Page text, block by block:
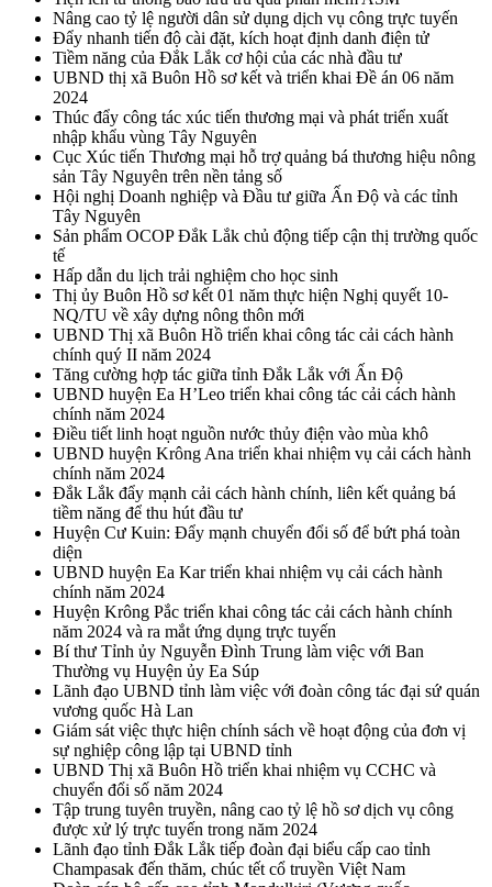
Nâng cao tỷ lệ người dân sử dụng dịch vụ công trực tuyến
Đẩy nhanh tiến độ cài đặt, kích hoạt định danh điện tử
Tiềm năng của Đắk Lắk cơ hội của các nhà đầu tư
UBND thị xã Buôn Hồ sơ kết và triển khai Đề án 06 năm
2024
Thúc đẩy công tác xúc tiến thương mại và phát triển xuất
nhập khẩu vùng Tây Nguyên
Cục Xúc tiến Thương mại hỗ trợ quảng bá thương hiệu nông
sản Tây Nguyên trên nền tảng số
Hội nghị Doanh nghiệp và Đầu tư giữa Ấn Độ và các tỉnh
Tây Nguyên
Sản phẩm OCOP Đắk Lắk chủ động tiếp cận thị trường quốc
tế
Hấp dẫn du lịch trải nghiệm cho học sinh
Thị ủy Buôn Hồ sơ kết 01 năm thực hiện Nghị quyết 10-
NQ/TU về xây dựng nông thôn mới
UBND Thị xã Buôn Hồ triển khai công tác cải cách hành
chính quý II năm 2024
Tăng cường hợp tác giữa tỉnh Đắk Lắk với Ấn Độ
UBND huyện Ea H’Leo triển khai công tác cải cách hành
chính năm 2024
Điều tiết linh hoạt nguồn nước thủy điện vào mùa khô
UBND huyện Krông Ana triển khai nhiệm vụ cải cách hành
chính năm 2024
Đắk Lắk đẩy mạnh cải cách hành chính, liên kết quảng bá
tiềm năng để thu hút đầu tư
Huyện Cư Kuin: Đẩy mạnh chuyển đổi số để bứt phá toàn
diện
UBND huyện Ea Kar triển khai nhiệm vụ cải cách hành
chính năm 2024
Huyện Krông Pắc triển khai công tác cải cách hành chính
năm 2024 và ra mắt ứng dụng trực tuyến
Bí thư Tỉnh ủy Nguyễn Đình Trung làm việc với Ban
Thường vụ Huyện ủy Ea Súp
Lãnh đạo UBND tỉnh làm việc với đoàn công tác đại sứ quán
vương quốc Hà Lan
Giám sát việc thực hiện chính sách về hoạt động của đơn vị
sự nghiệp công lập tại UBND tỉnh
UBND Thị xã Buôn Hồ triển khai nhiệm vụ CCHC và
chuyển đổi số năm 2024
Tập trung tuyên truyền, nâng cao tỷ lệ hồ sơ dịch vụ công
được xử lý trực tuyến trong năm 2024
Lãnh đạo tỉnh Đắk Lắk tiếp đoàn đại biểu cấp cao tỉnh
Champasak đến thăm, chúc tết cổ truyền Việt Nam